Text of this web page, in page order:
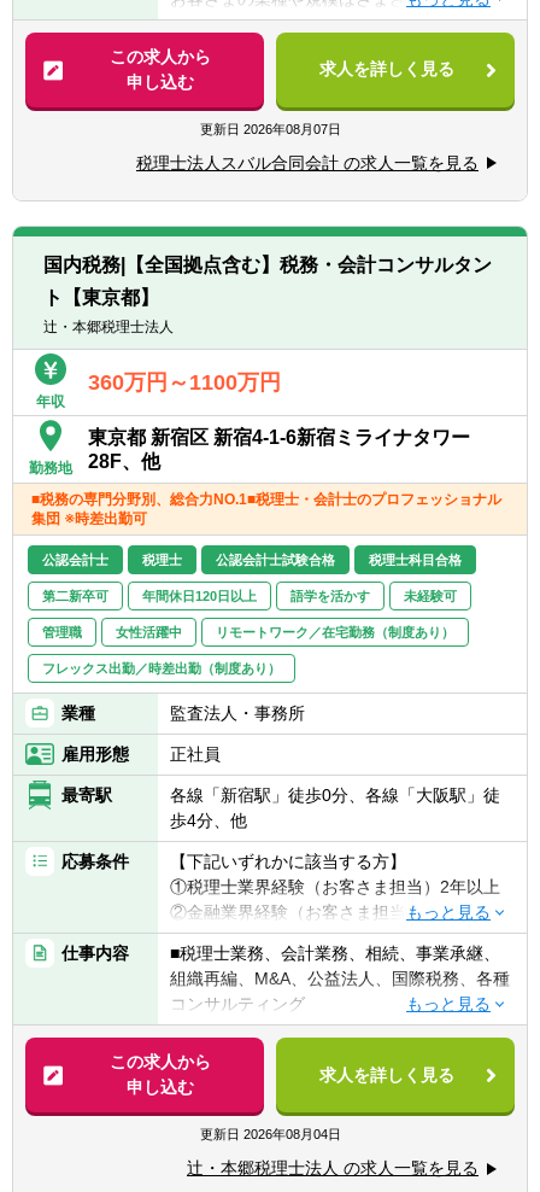
【求める人物像】
◆頑張った分評価されることを好む方
◆コミュニケーション能力が高い方
◆向上心や目標、ビジョンを持ち仕事に取り
組める方
税理士として、記帳代行から資産運用まで幅
広く携わっていただきます。
具体的には・・・
■税務顧問業務
■会社設立業務
■相続業務
■経営コンサルティング業務他
【クライアント形態】
建設、IT、医療、飲食、教育分野等、ある分
業まで規模もさまざまです。
【拠点：12拠点】
事務所・桑名事務所・仙台事務所・福山事務
所・ 北九州事務所・浜松事務所・福岡事務
所・札幌事務所・名古屋事務所
この求人から
申し込む
求人を詳しく見る
更新日 2026年08月07日
税理士法人スバル合同会計 の求人一覧を見る
国内税務|【全国拠点含む】税務・会計コンサルタン
ト【東京都】
辻・本郷税理士法人
年収
360万円～1100万円
勤務地
東京都 新宿区 新宿4-1-6新宿ミライナタワー
28F、他
■税務の専門分野別、総合力NO.1■税理士・会計士のプロフェッショナル
集団 ※時差出勤可
公認会計士 税理士 公認会計士試験合格 税理士科目合格
第二新卒可 年間休日120日以上 語学を活かす 未経験可
管理職 女性活躍中 リモートワーク／在宅勤務（制度あり）
フレックス出勤／時差出勤（制度あり）
業種 監査法人・事務所
雇用形態 正社員
最寄駅
各線「新宿駅」徒歩0分、各線「大阪駅」徒
歩4分、他
応募条件
【下記いずれかに該当する方】
①税理士業界経験（お客さま担当）2年以上
②金融業界経験（お客さま担当）3年以上
③社会人経験（業界等問わず）2年以上 か
つ 税理士科目1科目以上の取得者
④税理士
⑤公認会計士
※税務業務未経験会計士の方も歓迎いたしま
す！！
【求める人物像】
■税務・会計にとどまらず、総合的な観点か
ら経営コンサルティングに携りたい方
仕事内容
■税理士業務、会計業務、相続、事業承継、
組織再編、M&A、公益法人、国際税務、各種
コンサルティング
【法人全体の特色】
■業界トップレベルの規模でお客様に対して
サービス提供しています。
■チーム連携：税理士、公認会計士、中小企
業診断士など、税務・会計に関わる様々な分
野のエキスパートが集結し、案件によって
この求人から
申し込む
求人を詳しく見る
更新日 2026年08月04日
辻・本郷税理士法人 の求人一覧を見る